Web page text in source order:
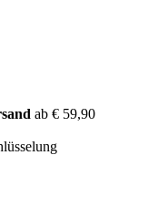
ab € 59,90